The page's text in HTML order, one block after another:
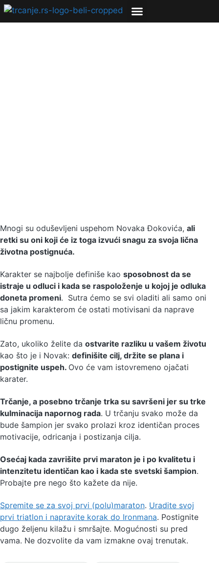
Mnogi su oduševljeni uspehom Novaka Đokovića, ali
retki su oni koji će iz toga izvući snagu za svoja lična
životna postignuća.
Karakter se najbolje definiše kao sposobnost da se
istraje u odluci i kada se raspoloženje u kojoj je odluka
doneta promeni. Sutra ćemo se svi oladiti ali samo oni
sa jakim karakterom će ostati motivisani da naprave
ličnu promenu.
Zato, ukoliko želite da ostvarite razliku u vašem životu
kao što je i Novak: definišite cilj, držite se plana i
postignite uspeh. Ovo će vam istovremeno ojačati
karater.
Trčanje, a posebno trčanje trka su savršeni jer su trke
kulminacija napornog rada. U trčanju svako može da
bude šampion jer svako prolazi kroz identičan proces
motivacije, odricanja i postizanja cilja.
Osećaj kada zavrišite prvi maraton je i po kvalitetu i
intenzitetu identičan kao i kada ste svetski šampion.
Probajte pre nego što kažete da nije.
Spremite se za svoj prvi (polu)maraton. Uradite svoj
prvi triatlon i napravite korak do Ironmana. Postignite
dugo željenu kilažu i smršajte. Mogućnosti su pred
vama. Ne dozvolite da vam izmakne ovaj trenutak.